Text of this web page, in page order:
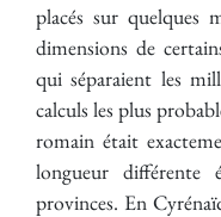
placés sur quelques
dimensions de
qui séparaient les
calculs les plus
romain était
longueur différente
provinces. En